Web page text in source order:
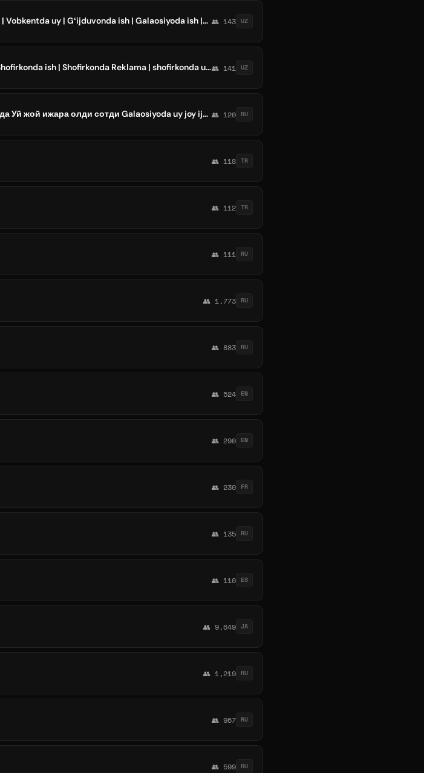
Vobkentda ish | Vobkent olx Vobkentda Reklama | Vobkentda uy | Gʻijduvonda ish | Galaosiyoda ish |Qiziltepada ish | Romitanda uy 👥 143 UZ
Peshkuda ish | Peshku olx | Peshkuda Reklama | Shofirkonda ish | Shofirkonda Reklama | shofirkonda uy | Galaosiyoda ish Reklama👥 141 UZ
Romitanda uy - joy 🏠🏢 ijara kvartira | Рометанда Уй жой ижара олди сотди Galaosiyoda uy joy ijara 👥 120 RU
👥 118 TR
👥 112 TR
👥 111 RU
👥 1,773 RU
👥 883 RU
👥 524 EN
👥 290 EN
👥 230 FR
👥 135 RU
👥 110 ES
👥 9,649 JA
👥 1,219 RU
👥 967 RU
👥 599 RU